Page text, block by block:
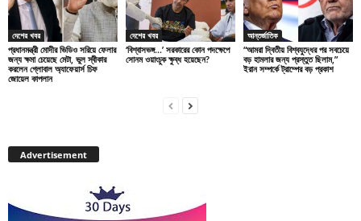
দেশের খবর
প্রধানমন্ত্রী মোদীর ভিডিও সরিয়ে ফেলার
জন্য ক্ষমা চেয়েছে মেটা, ভুল স্বীকার
করলেন গ্লোবাল অ্যাফেয়ার্স চিফ
জোয়েল কাপলান
দেশের খবর
‘বিশ্বাসভঙ্গ…’ সরকারের কোন পদক্ষেপে
সোনম ওয়াংচুক ক্ষুব্ধ হয়েছেন?
আন্তর্জাতিক
“আমরা দ্বিতীয় বিশ্বযুদ্ধের পর সবচেয়ে
বড় হামলার জন্য প্রস্তুত ছিলাম,”
ইরান সম্পর্কে ট্রাম্পের বড় প্রকাশ
Advertisement